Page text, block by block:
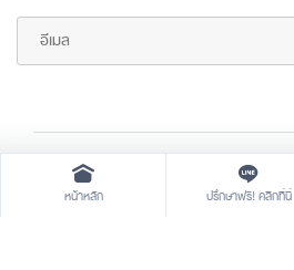
Copyright © 2026 All rights reserved
หน้าหลัก ปรึกษาฟรี! คลิกที่นี่